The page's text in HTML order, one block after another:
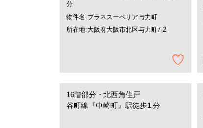
分
物件名:プラネスーペリア与力町
所在地:大阪府大阪市北区与力町7-2
16階部分・北西角住戸
谷町線『中崎町』駅徒歩1 分